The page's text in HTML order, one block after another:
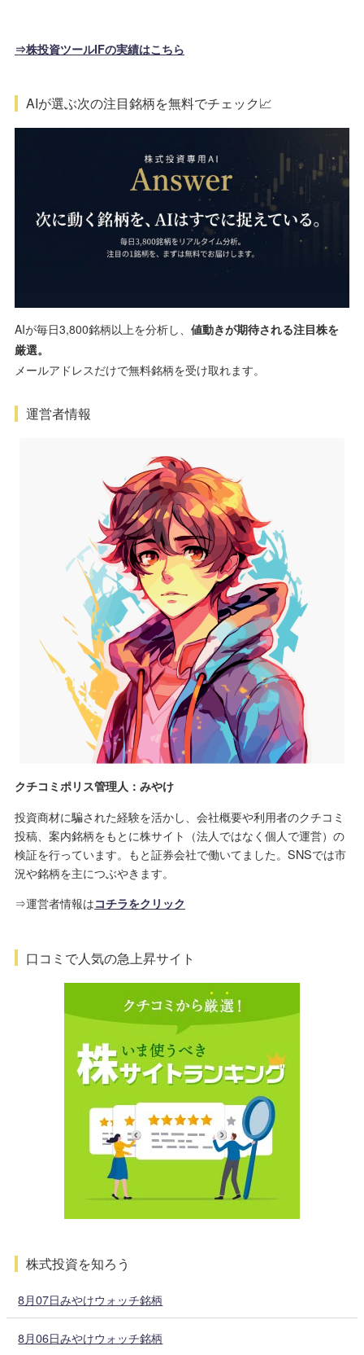
⇒株投資ツールIFの実績はこちら
AIが選ぶ次の注目銘柄を無料でチェック📈
AIが毎日3,800銘柄以上を分析し、 値動きが期待される注目株を
厳選。
メールアドレスだけで無料銘柄を受け取れます。
運営者情報
クチコミポリス管理人：みやけ
投資商材に騙された経験を活かし、会社概要や利用者のクチコミ
投稿、案内銘柄をもとに株サイト（法人ではなく個人で運営）の
検証を行っています。もと証券会社で働いてました。SNSでは市
況や銘柄を主につぶやきます。
⇒運営者情報はコチラをクリック
口コミで人気の急上昇サイト
株式投資を知ろう
8月07日みやけウォッチ銘柄
8月06日みやけウォッチ銘柄